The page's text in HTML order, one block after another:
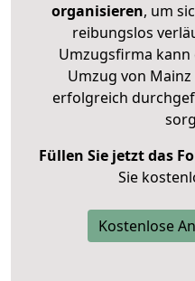
organisieren, um
reibungslos
Umzugsfirma
Umzug von
erfolgreich
Füllen Sie jetzt das
Sie
Kostenlose